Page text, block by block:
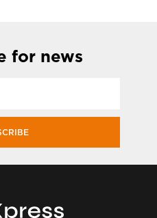
for news